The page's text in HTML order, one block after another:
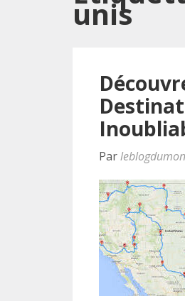
unis
Par